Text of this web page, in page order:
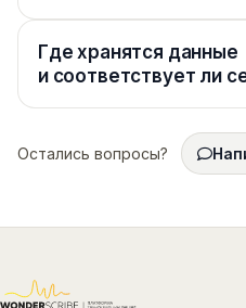
Где хранятся данные
и соответствует ли
Остались вопросы?